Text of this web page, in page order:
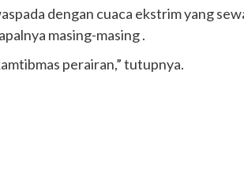
dengan cuaca ekstrim yang
masing-masing .
perairan,” tutupnya.